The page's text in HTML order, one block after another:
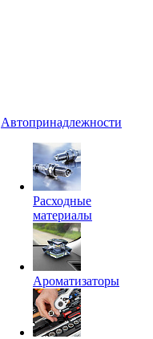
Автопринадлежности
Расходные
материалы
Ароматизаторы